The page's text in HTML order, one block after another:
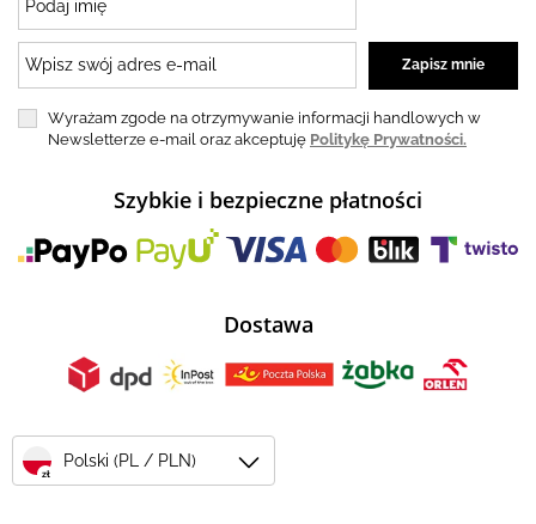
Wyrażam zgode na otrzymywanie informacji handlowych w
Newsletterze e-mail oraz akceptuję Politykę Prywatności.
Szybkie i bezpieczne płatności
Dostawa
zł
Polski (PL / PLN)